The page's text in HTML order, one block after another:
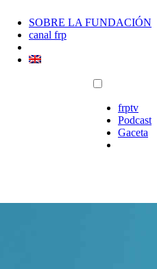
SOBRE LA FUNDACIÓN
canal frp
frptv
Podcast
Gaceta